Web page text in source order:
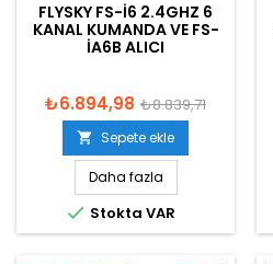
FLYSKY FS-I6 2.4GHZ 6
KANAL KUMANDA VE FS-
IA6B ALICI
₺6.894,98 ₺8.839,71
 Sepete ekle
Daha fazla
 Stokta VAR